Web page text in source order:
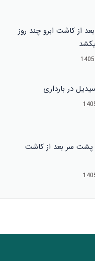
از کاشت ابرو چند روز
در بارداری
سر بعد از کاشت